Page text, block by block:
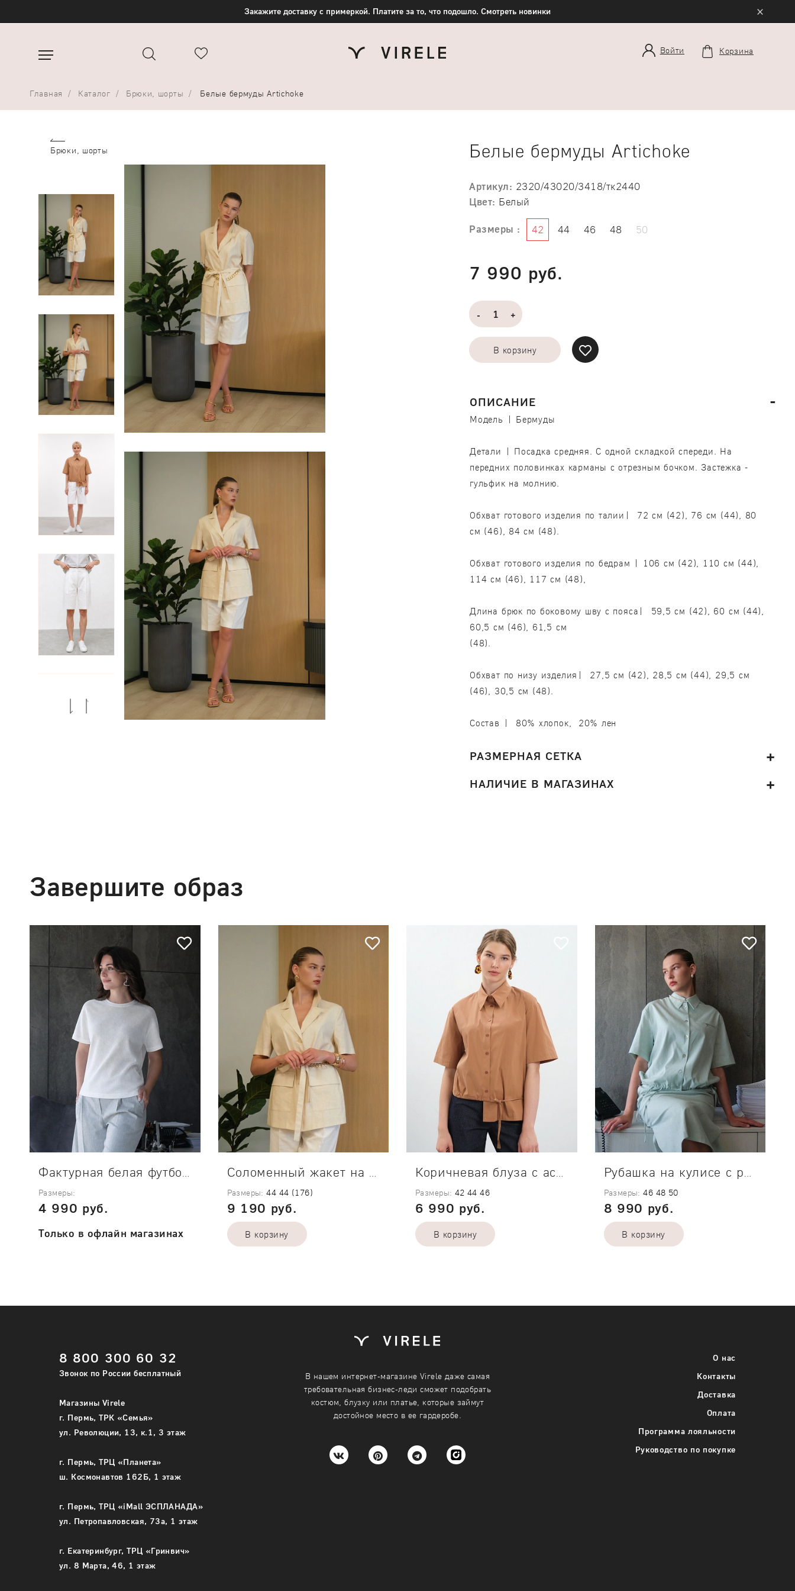
Закажите доставку с примеркой. Платите за то, что подошло. Смотреть новинки ×
Войти Корзина
Главная Каталог Брюки, шорты Белые бермуды Artichoke
Брюки, шорты
Previous
Белые бермуды Artichoke
Артикул: 2320/43020/3418/тк2440
Цвет: Белый
Размеры : 42 44 46 48 50
7 990 руб.
- +
В корзину
ОПИСАНИЕ
Модель | Бермуды
Детали | Посадка средняя. С одной складкой спереди. На
передних половинках карманы с отрезным бочком. Застежка -
гульфик на молнию.
Обхват готового изделия по талии| 72 см (42), 76 см (44), 80
см (46), 84 см (48).
Обхват готового изделия по бедрам | 106 см (42), 110 см (44),
114 см (46), 117 см (48),
Длина брюк по боковому шву с пояса| 59,5 см (42), 60 см (44),
60,5 см (46), 61,5 см
Обхват по низу изделия| 27,5 см (42), 28,5 см (44), 29,5 см
(46), 30,5 см (48).
Состав | 80% хлопок, 20% лен
РАЗМЕРНАЯ СЕТКА
НАЛИЧИЕ В МАГАЗИНАХ
Завершите образ
Размеры:
4 990 руб.
Только в офлайн магазинах
размера одежды
Размеры: 44 44 (176)
9 190 руб.
В корзину
Укажите требуемое количество каждого
Размеры: 424446
6 990 руб.
В корзину
Укажите требуемое количество каждого
42
44
46
- +
Размеры: 46 48 50
8 990 руб.
В корзину
8 800 300 60 32
Звонок по России бесплатный
Магазины Virele
г. Пермь, ТРК «Семья»
ул. Революции, 13, к.1, 3 этаж
г. Пермь, ТРЦ «Планета»
ш. Космонавтов 162Б, 1 этаж
г. Пермь, ТРЦ «iMall ЭСПЛАНАДА»
ул. Петропавловская, 73а, 1 этаж
г. Екатеринбург, ТРЦ «Гринвич»
ул. 8 Марта, 46, 1 этаж
В нашем интернет-магазине Virele даже самая
требовательная бизнес-леди сможет подобрать
костюм, блузку или платье, которые займут
достойное место в ее гардеробе.
О нас
Контакты
Доставка
Оплата
Программа лояльности
Руководство по покупке